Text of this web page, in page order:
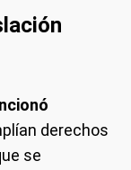
derechos
se